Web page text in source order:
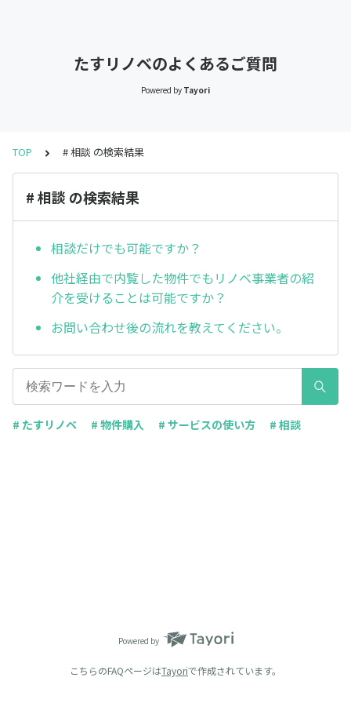
たすリノベのよくあるご質問
Powered by Tayori
TOP # 相談 の検索結果
# 相談 の検索結果
相談だけでも可能ですか？
他社経由で内覧した物件でもリノベ事業者の紹
介を受けることは可能ですか？
お問い合わせ後の流れを教えてください。
# たすリノベ # 物件購入 # サービスの使い方 # 相談
Powered by
こちらのFAQページはTayoriで作成されています。